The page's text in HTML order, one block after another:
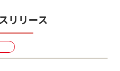
リリース